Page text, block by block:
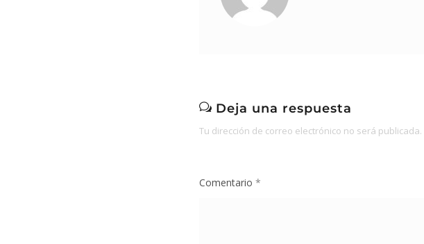
Deja una respuesta
Tu dirección de correo electrónico no será publicada.
Comentario *